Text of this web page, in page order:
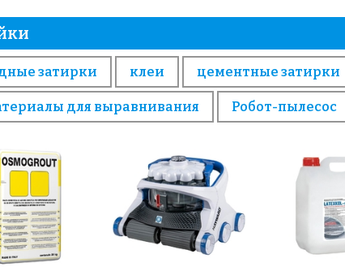
затирки клеи цементные затирки
для выравнивания Робот-пылесос